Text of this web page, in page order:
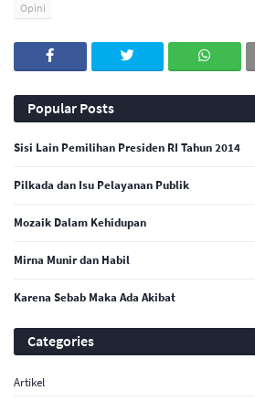
Opini
Popular Posts
Sisi Lain Pemilihan Presiden RI Tahun 2014
Pilkada dan Isu Pelayanan Publik
Mozaik Dalam Kehidupan
Mirna Munir dan Habil
Karena Sebab Maka Ada Akibat
Categories
Artikel